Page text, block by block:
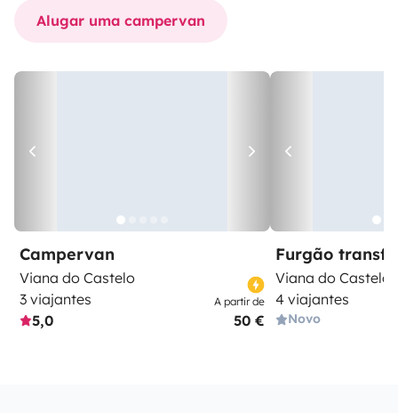
Alugar uma campervan
Campervan
Viana do Castelo
3 viajantes
5,0
A partir de
50 €
Furgão
Viana do Castelo
4 viajantes
Novo